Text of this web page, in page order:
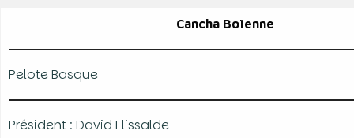
Cancha Boïenne
Pelote Basque
Président : David Elissalde